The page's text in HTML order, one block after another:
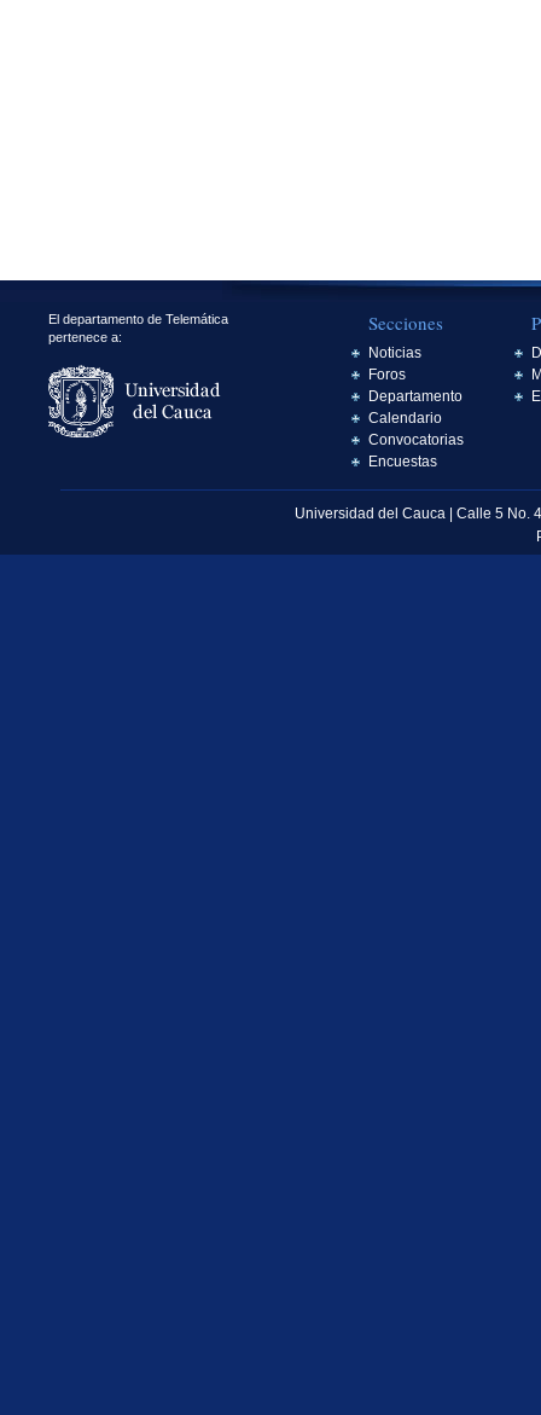
El departamento de Telemática
pertenece a:
Secciones
Noticias
Foros
Departamento
Calendario
Convocatorias
Encuestas
Universidad del Cauca | Calle 5 No.